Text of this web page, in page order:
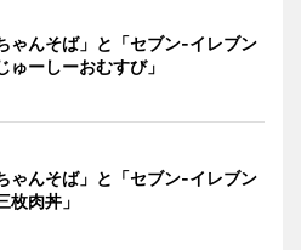
ゃんそば」と「セブン‐イレブン
ゅーしーおむすび」
ゃんそば」と「セブン‐イレブン
枚肉丼」